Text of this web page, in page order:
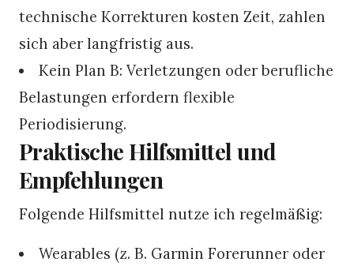
technische Korrekturen kosten Zeit, zahlen
sich aber langfristig aus.
Kein Plan B: Verletzungen oder berufliche
Belastungen erfordern flexible
Periodisierung.
Praktische Hilfsmittel und
Empfehlungen
Folgende Hilfsmittel nutze ich regelmäßig:
Wearables (z. B. Garmin Forerunner oder